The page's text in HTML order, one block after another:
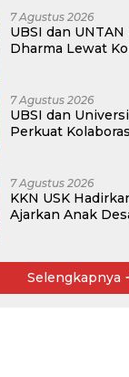
7 Agustus 2026
UBSI dan
Dharma Lewat
7 Agustus 2026
UBSI dan
Perkuat
7 Agustus 2026
KKN USK
Ajarkan Anak
Selengkapnya